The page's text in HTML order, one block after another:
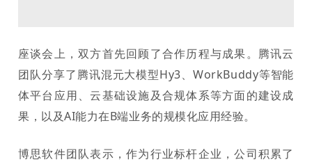
座谈会上，双方首先回顾了合作历程与成果。腾讯云
团队分享了腾讯混元大模型Hy3、WorkBuddy等智能
体平台应用、云基础设施及合规体系等方面的建设成
果，以及AI能力在B端业务的规模化应用经验。
博思软件团队表示，作为行业标杆企业，公司积累了